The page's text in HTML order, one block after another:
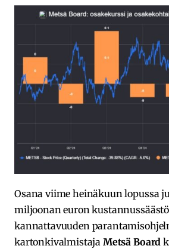
Osana viime heinäkuun lopussa
miljoonan euron
kannattavuuden
kartonkivalmistaja Metsä Board